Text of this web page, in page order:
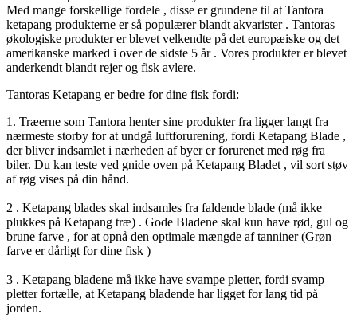
Med mange forskellige fordele , disse er grundene til at Tantora
ketapang produkterne er så populærer blandt akvarister . Tantoras
økologiske produkter er blevet velkendte på det europæiske og det
amerikanske marked i over de sidste 5 år . Vores produkter er blevet
anderkendt blandt rejer og fisk avlere.
Tantoras Ketapang er bedre for dine fisk fordi:
1. Træerne som Tantora henter sine produkter fra ligger langt fra
nærmeste storby for at undgå luftforurening, fordi Ketapang Blade ,
der bliver indsamlet i nærheden af byer er forurenet med røg fra
biler. Du kan teste ved gnide oven på Ketapang Bladet , vil sort støv
af røg vises på din hånd.
2 . Ketapang blades skal indsamles fra faldende blade (må ikke
plukkes på Ketapang træ) . Gode Bladene skal kun have rød, gul og
brune farve , for at opnå den optimale mængde af tanniner (Grøn
farve er dårligt for dine fisk )
3 . Ketapang bladene må ikke have svampe pletter, fordi svamp
pletter fortælle, at Ketapang bladende har ligget for lang tid på
jorden.